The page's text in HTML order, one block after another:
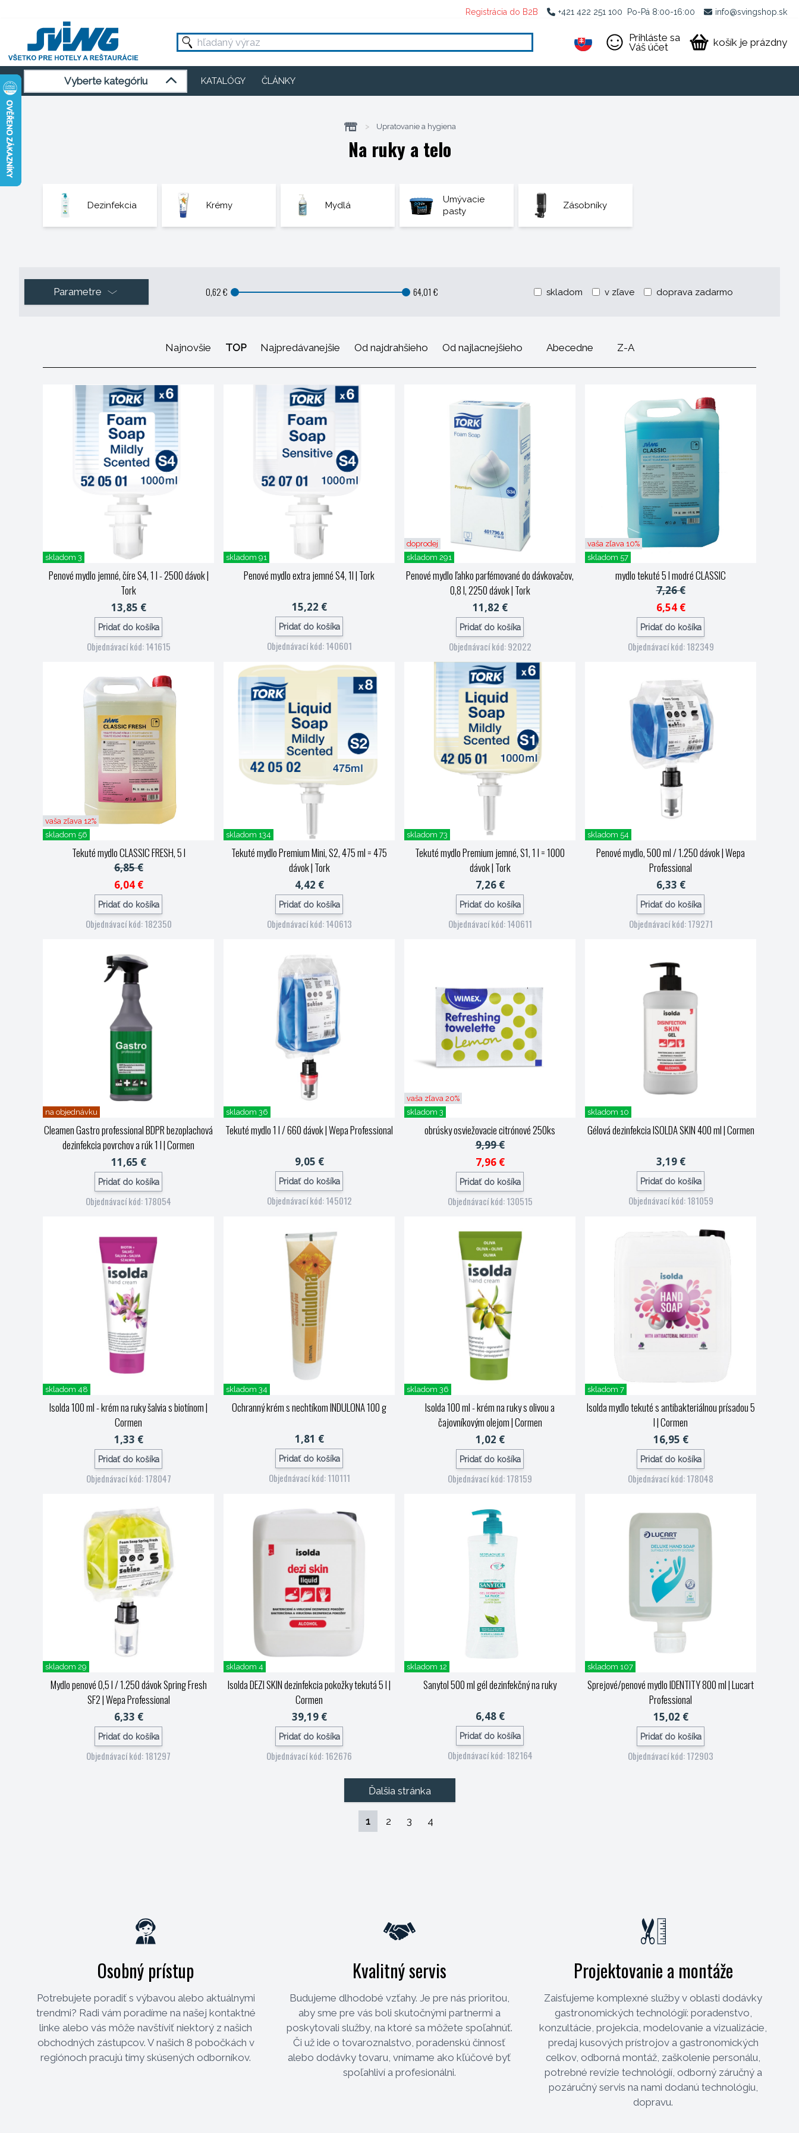
Registrácia do B2B +421 422 251 100 Po-Pá 8:00-16:00 info@svingshop.sk
Prihláste sa
Váš účet
košík je prázdny
Vyberte kategóriu KATALÓGY ČLÁNKY
> Upratovanie a hygiena
Na ruky a telo
Dezinfekcia Krémy Mydlá
Umývacie
pasty
Zásobníky
0,62 € 64,01 € skladom v zľave doprava zadarmo
Parametre
Najnovšie TOP Najpredávanejšie Od najdrahšieho Od najlacnejšieho Abecedne Z-A
skladom 3
Penové mydlo jemné, číre S4, 1 l - 2500 dávok|
Tork
13,85 €
Pridať do košíka
Objednávací kód: 141615
skladom 91
Penové mydlo extra jemné S4, 1l| Tork
15,22 €
Pridať do košíka
Objednávací kód: 140601
doprodej
skladom 291
Penové mydlo ľahko parfémované do dávkovačov,
0,8 l, 2250 dávok| Tork
11,82 €
Pridať do košíka
Objednávací kód: 92022
vaša zľava 10%
skladom 57
mydlo tekuté 5 l modré CLASSIC
7,26 €
6,54 €
Pridať do košíka
Objednávací kód: 182349
vaša zľava 12%
skladom 56
Tekuté mydlo CLASSIC FRESH, 5 l
6,85 €
6,04 €
Pridať do košíka
Objednávací kód: 182350
skladom 134
Tekuté mydlo Premium Mini, S2, 475 ml = 475
dávok| Tork
4,42 €
Pridať do košíka
Objednávací kód: 140613
skladom 73
Tekuté mydlo Premium jemné, S1, 1 l = 1000
dávok| Tork
7,26 €
Pridať do košíka
Objednávací kód: 140611
skladom 54
Penové mydlo, 500 ml / 1.250 dávok| Wepa
Professional
6,33 €
Pridať do košíka
Objednávací kód: 179271
na objednávku
Cleamen Gastro professional BDPR bezoplachová
dezinfekcia povrchov a rúk 1 l| Cormen
11,65 €
Pridať do košíka
Objednávací kód: 178054
skladom 36
Tekuté mydlo 1 l / 660 dávok| Wepa Professional
9,05 €
Pridať do košíka
Objednávací kód: 145012
vaša zľava 20%
skladom 3
obrúsky osviežovacie citrónové 250ks
9,99 €
7,96 €
Pridať do košíka
Objednávací kód: 130515
skladom 10
Gélová dezinfekcia ISOLDA SKIN 400 ml| Cormen
3,19 €
Pridať do košíka
Objednávací kód: 181059
skladom 48
Isolda 100 ml - krém na ruky šalvia s biotínom|
Cormen
1,33 €
Pridať do košíka
Objednávací kód: 178047
skladom 34
Ochranný krém s nechtíkom INDULONA 100 g
1,81 €
Pridať do košíka
Objednávací kód: 110111
skladom 36
Isolda 100 ml - krém na ruky s olivou a
čajovníkovým olejom| Cormen
1,02 €
Pridať do košíka
Objednávací kód: 178159
skladom 7
Isolda mydlo tekuté s antibakteriálnou prísadou 5
l| Cormen
16,95 €
Pridať do košíka
Objednávací kód: 178048
skladom 29
Mydlo penové 0,5 l / 1.250 dávok Spring Fresh
SF2| Wepa Professional
6,33 €
Pridať do košíka
Objednávací kód: 181297
skladom 4
Isolda DEZI SKIN dezinfekcia pokožky tekutá 5 l|
Cormen
39,19 €
Pridať do košíka
Objednávací kód: 162676
skladom 12
Sanytol 500 ml gél dezinfekčný na ruky
6,48 €
Pridať do košíka
Objednávací kód: 182164
skladom 107
Sprejové/penové mydlo IDENTITY 800 ml| Lucart
Professional
15,02 €
Pridať do košíka
Objednávací kód: 172903
Ďalšia stránka
1 2 3 4
Osobný prístup
Potrebujete poradiť s výbavou alebo aktuálnymi
trendmi? Radi vám poradíme na našej kontaktné
linke alebo vás môže navštíviť niektorý z našich
obchodných zástupcov. V našich 8 pobočkách v
regiónoch pracujú tímy skúsených odborníkov.
Kvalitný servis
Budujeme dlhodobé vzťahy. Je pre nás prioritou,
aby sme pre vás boli skutočnými partnermi a
poskytovali služby, na ktoré sa môžete spoľahnúť.
Či už ide o tovaroznalstvo, poradenskú činnosť
alebo dodávky tovaru, vnímame ako kľúčové byť
spoľahliví a profesionálni.
Projektovanie a montáže
Zaisťujeme komplexné služby v oblasti dodávky
gastronomických technológií: poradenstvo,
konzultácie, projekcia, modelovanie a vizualizácie,
predaj kusových prístrojov a gastronomických
celkov, odborná montáž, zaškolenie personálu,
potrebné revízie technológií, odborný záručný a
pozáručný servis na nami dodanú technológiu,
dopravu.